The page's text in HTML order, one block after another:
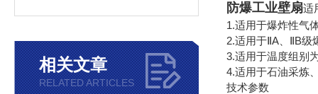
相关文章
RELATED ARTICLES
防爆工业壁扇适
1.适用于爆炸性气
2.适用于ⅡA、ⅡB级
3.适用于温度组别
4.适用于石油采炼
技术参数